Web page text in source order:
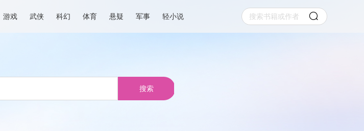
游戏 武侠 科幻 体育 悬疑 军事 轻小说
搜索